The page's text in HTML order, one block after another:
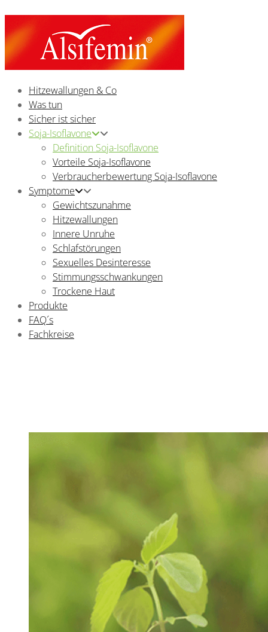
Hitzewallungen & Co
Was tun
Sicher ist sicher
Soja-Isoflavone
Definition Soja-Isoflavone
Vorteile Soja-Isoflavone
Verbraucherbewertung Soja-Isoflavone
Symptome
Gewichtszunahme
Hitzewallungen
Innere Unruhe
Schlafstörungen
Sexuelles Desinteresse
Stimmungsschwankungen
Trockene Haut
Produkte
FAQ´s
Fachkreise